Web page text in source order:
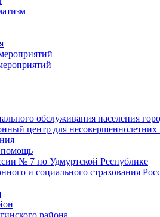
обслуживания населения
центр для
помощь
№ 7 по Удмуртской Республике
и социального страхования
района